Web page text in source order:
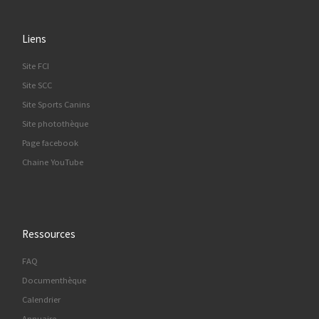
Liens
Site FCI
Site SCC
Site Sports Canins
Site photothèque
Page facebook
Chaine YouTube
Ressources
FAQ
Documenthèque
Calendrier